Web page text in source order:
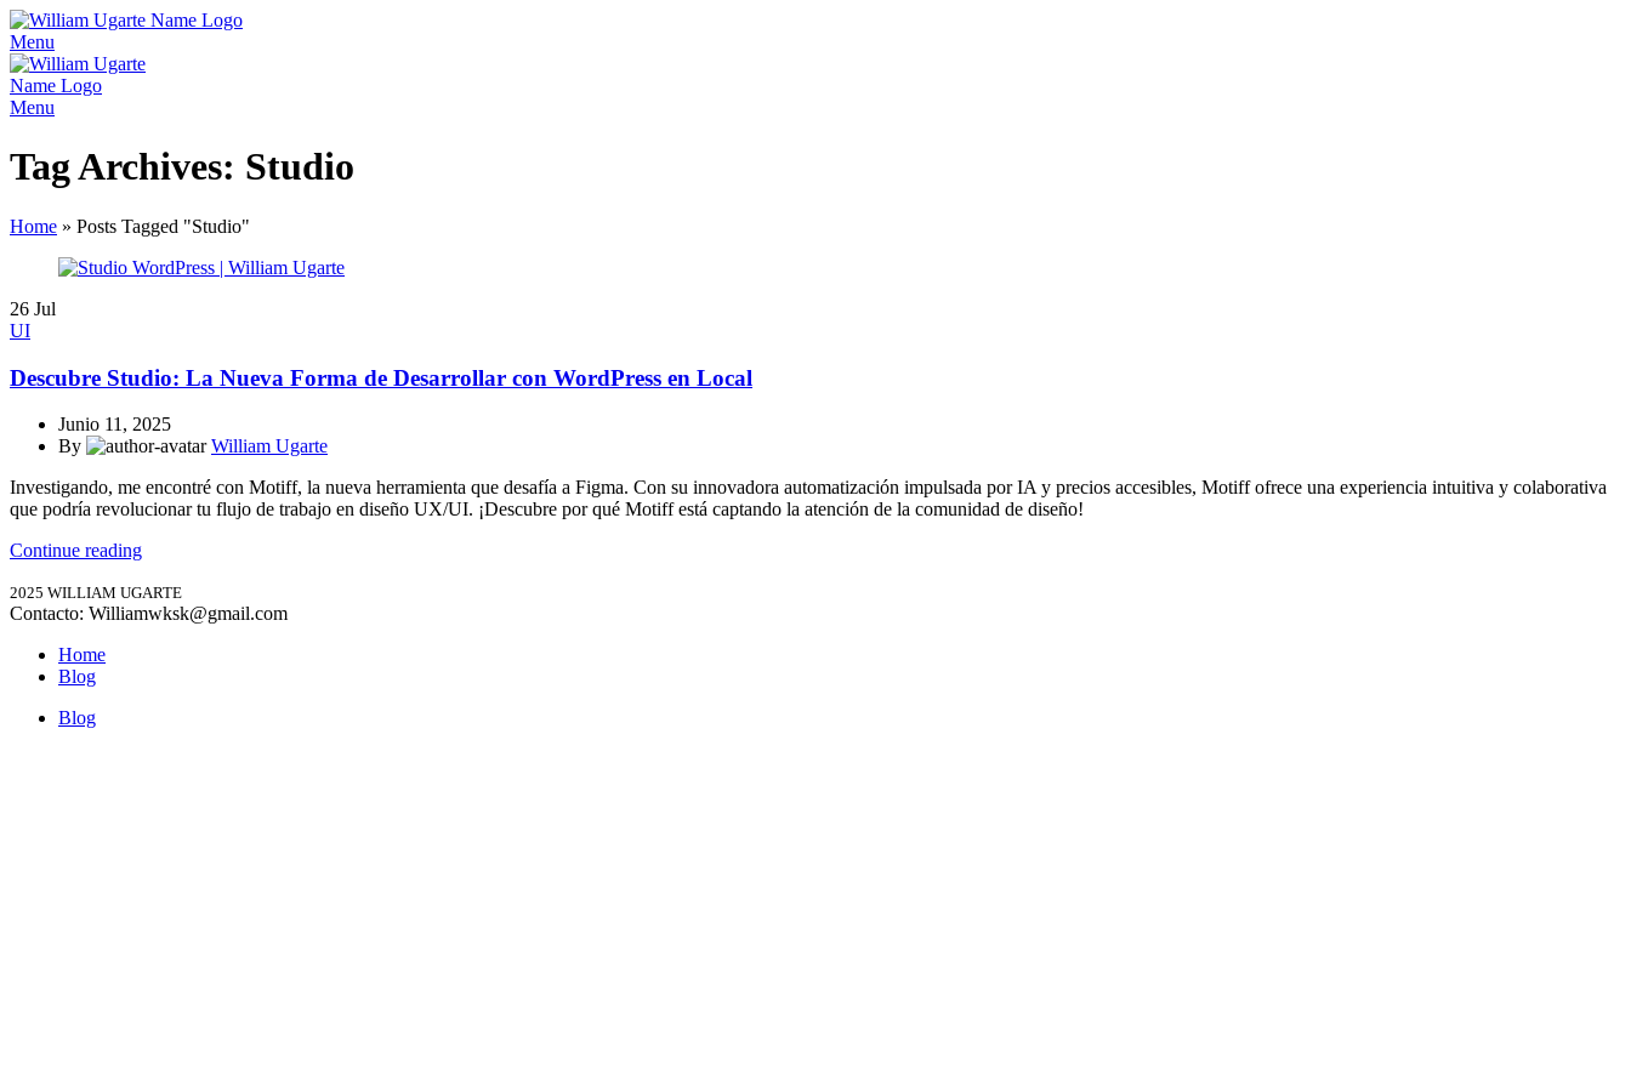
Menu
Menu
Tag Archives: Studio
Home » Posts Tagged "Studio"
26 Jul
UI
Descubre Studio: La Nueva Forma de Desarrollar con WordPress en Local
Junio 11, 2025
By
William Ugarte
Investigando, me encontré con Motiff, la nueva herramienta que desafía a Figma. Con su innovadora automatización impulsada por IA y precios accesibles, Motiff ofrece una experiencia intuitiva y colaborativa
que podría revolucionar tu flujo de trabajo en diseño UX/UI. ¡Descubre por qué Motiff está captando la atención de la comunidad de diseño!
Continue reading
2025 WILLIAM UGARTE
Contacto: Williamwksk@gmail.com
Home
Blog
Blog